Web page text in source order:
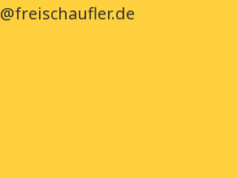
@freischaufler.de